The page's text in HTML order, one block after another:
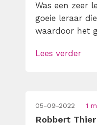
Was een zeer
goeie leraar
waardoor het
Lees verder
05-09-2022 1
Robbert Thier